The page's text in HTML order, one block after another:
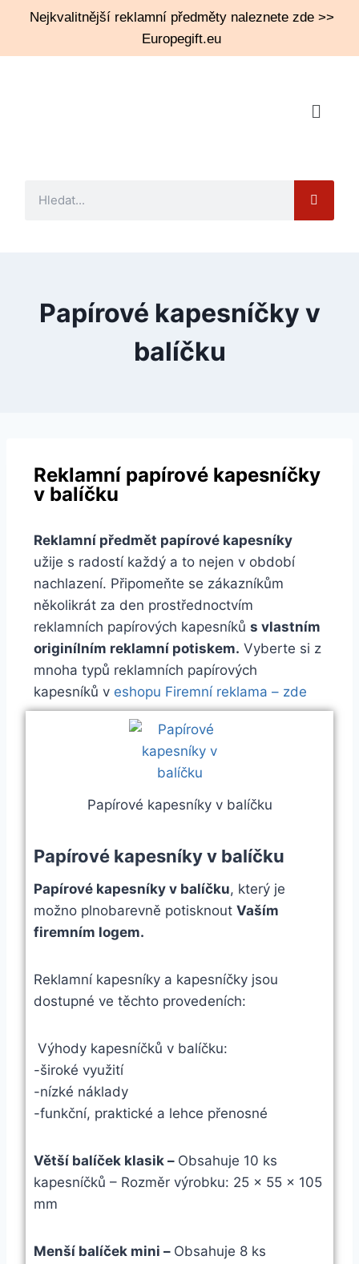
Nejkvalitnější reklamní předměty naleznete zde >>
Europegift.eu
Papírové kapesníčky v
balíčku
Reklamní papírové kapesníčky
v balíčku
Reklamní předmět papírové kapesníky
užije s radostí každý a to nejen v období
nachlazení. Připomeňte se zákazníkům
několikrát za den prostřednoctvím
reklamních papírových kapesníků s vlastním
originílním reklamní potiskem. Vyberte si z
mnoha typů reklamních papírových
kapesníků v eshopu Firemní reklama – zde
Papírové kapesníky v balíčku
Papírové kapesníky v balíčku
Papírové kapesníky v balíčku, který je
možno plnobarevně potisknout Vaším
firemním logem.
Reklamní kapesníky a kapesníčky jsou
dostupné ve těchto provedeních:
Výhody kapesníčků v balíčku:
-široké využití
-nízké náklady
-funkční, praktické a lehce přenosné
Větší balíček klasik – Obsahuje 10 ks
kapesníčků – Rozměr výrobku: 25 x 55 x 105
mm
Menší balíček mini – Obsahuje 8 ks